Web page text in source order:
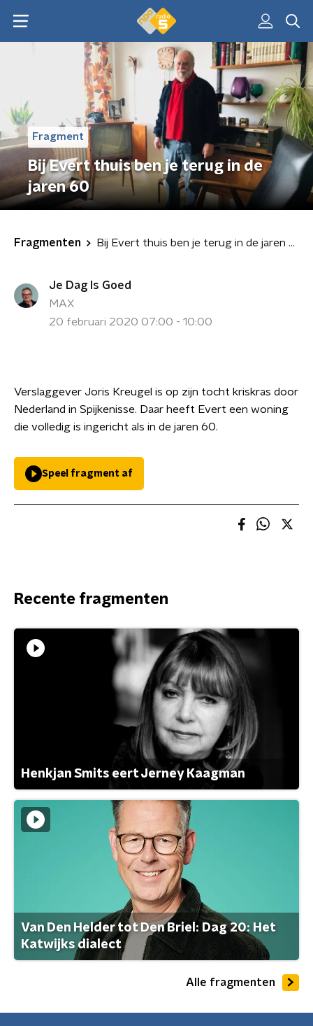
Fragment
Bij Evert thuis ben je terug in de
jaren 60
Fragmenten Bij Evert thuis ben je terug in de jaren 60
Je Dag Is Goed
MAX
20 februari 2020 07:00 - 10:00
Verslaggever Joris Kreugel is op zijn tocht kriskras door
Nederland in Spijkenisse. Daar heeft Evert een woning
die volledig is ingericht als in de jaren 60.
Speel fragment af
Recente fragmenten
Henkjan Smits eert Jerney Kaagman
Van Den Helder tot Den Briel: Dag 20: Het
Katwijks dialect
Alle fragmenten